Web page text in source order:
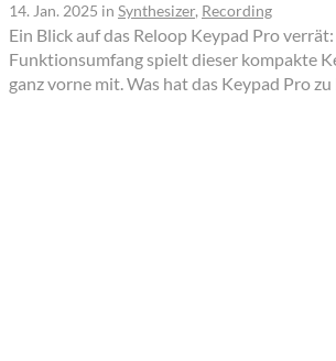
14. Jan. 2025 in Synthesizer, Recording
Ein Blick auf das Reloop Keypad Pro
Funktionsumfang spielt dieser kompakte
ganz vorne mit. Was hat das Keypad Pro zu